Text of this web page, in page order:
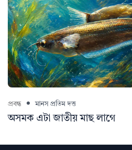
প্ৰবন্ধ মানস প্রতিম দত্ত
অসমক এটা জাতীয় মাছ লাগে